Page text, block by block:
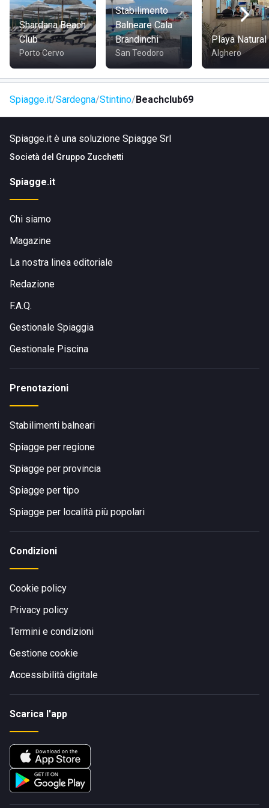
verso il lungomare.
Shardana Beach
Club
Porto Cervo
Stabilimento
Balneare Cala
Brandinchi
San Teodoro
Playa Natural
Alghero
Spiagge.it Sardegna Stintino Beachclub69
Spiagge.it è una soluzione Spiagge Srl
Società del Gruppo Zucchetti
Spiagge.it
Chi siamo
Magazine
La nostra linea editoriale
Redazione
F.A.Q.
Gestionale Spiaggia
Gestionale Piscina
Prenotazioni
Stabilimenti balneari
Spiagge per regione
Spiagge per provincia
Spiagge per tipo
Spiagge per località più popolari
Condizioni
Cookie policy
Privacy policy
Termini e condizioni
Gestione cookie
Accessibilità digitale
Scarica l'app